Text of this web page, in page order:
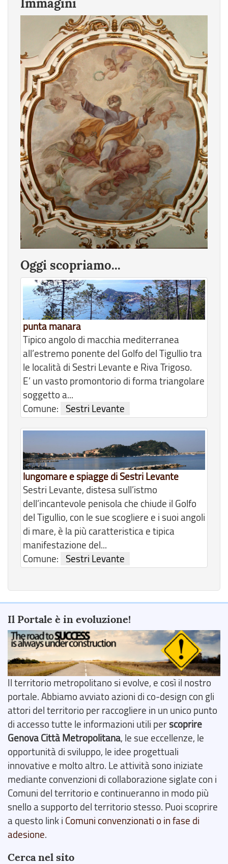
Immagini
Oggi scopriamo...
punta manara
Tipico angolo di macchia mediterranea
all’estremo ponente del Golfo del Tigullio tra
le località di Sestri Levante e Riva Trigoso.
E’ un vasto promontorio di forma triangolare
soggetto a...
Comune:
Sestri Levante
lungomare e spiagge di Sestri Levante
Sestri Levante, distesa sull’istmo
dell’incantevole penisola che chiude il Golfo
del Tigullio, con le sue scogliere e i suoi angoli
di mare, è la più caratteristica e tipica
manifestazione del...
Comune:
Sestri Levante
Il Portale è in evoluzione!
Il territorio metropolitano si evolve, e così il nostro
portale. Abbiamo avviato azioni di co-design con gli
attori del territorio per raccogliere in un unico punto
di accesso tutte le informazioni utili perscoprire
Genova Città Metropolitana, le sue eccellenze, le
opportunità di sviluppo, le idee progettuali
innovative e molto altro. Le attività sono iniziate
mediante convenzioni di collaborazione siglate con i
Comuni del territorio e continueranno in modo più
snello a supporto del territorio stesso. Puoi scoprire
a questo link i Comuni convenzionati o in fase di
adesione.
Cerca nel sito